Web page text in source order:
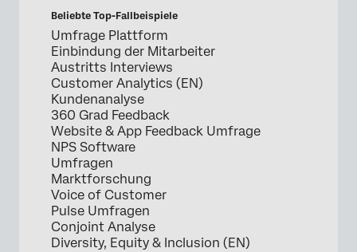
Beliebte Top-Fallbeispiele
Umfrage Plattform
Einbindung der Mitarbeiter
Austritts Interviews
Customer Analytics (EN)
Kundenanalyse
360 Grad Feedback
Website & App Feedback Umfrage
NPS Software
Umfragen
Marktforschung
Voice of Customer
Pulse Umfragen
Conjoint Analyse
Diversity, Equity & Inclusion (EN)